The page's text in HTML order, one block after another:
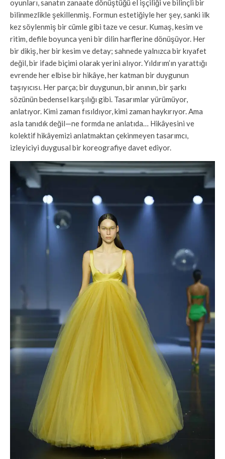
oyunları, sanatın zanaate dönüştüğü el işçiliği ve bilinçli bir
bilinmezlikle şekillenmiş. Formun estetiğiyle her şey, sanki ilk
kez söylenmiş bir cümle gibi taze ve cesur. Kumaş, kesim ve
ritim, defile boyunca yeni bir dilin harflerine dönüşüyor. Her
bir dikiş, her bir kesim ve detay; sahnede yalnızca bir kıyafet
değil, bir ifade biçimi olarak yerini alıyor. Yıldırım’ın yarattığı
evrende her elbise bir hikâye, her katman bir duygunun
taşıyıcısı. Her parça; bir duygunun, bir anının, bir şarkı
sözünün bedensel karşılığı gibi. Tasarımlar yürümüyor,
anlatıyor. Kimi zaman fısıldıyor, kimi zaman haykırıyor. Ama
asla tanıdık değil—ne formda ne anlatıda… Hikâyesini ve
kolektif hikâyemizi anlatmaktan çekinmeyen tasarımcı,
izleyiciyi duygusal bir koreografiye davet ediyor.